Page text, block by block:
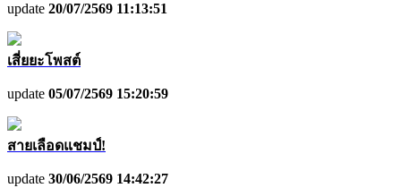
update 20/07/2569 11:13:51
เสี่ยยะโพสต์
update 05/07/2569 15:20:59
สายเลือดแชมป์!
update 30/06/2569 14:42:27